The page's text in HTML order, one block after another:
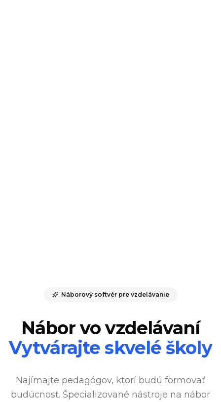
Náborový softvér pre vzdelávanie
Nábor vo vzdelávaní
Vytvárajte skvelé školy
Najímajte pedagógov, ktorí budú formovať
budúcnosť. Špecializované nástroje na nábor